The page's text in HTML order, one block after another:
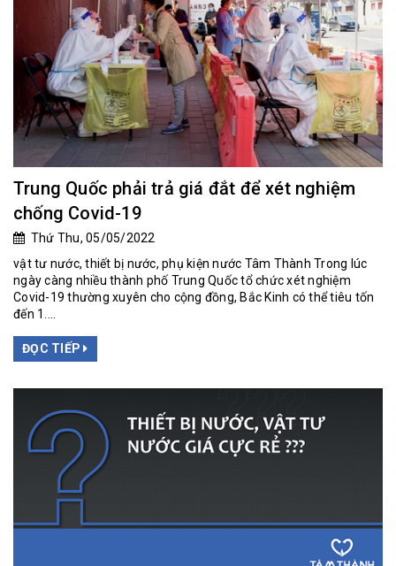
Trung Quốc phải trả giá đắt để xét nghiệm
chống Covid-19
Thứ Thu, 05/05/2022
vật tư nước, thiết bị nước, phụ kiện nước Tâm Thành Trong lúc
ngày càng nhiều thành phố Trung Quốc tổ chức xét nghiệm
Covid-19 thường xuyên cho cộng đồng, Bắc Kinh có thể tiêu tốn
đến 1....
ĐỌC TIẾP